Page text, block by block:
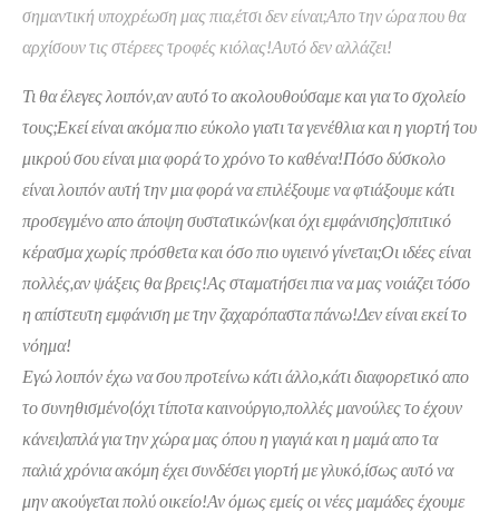
σημαντική υποχρέωση μας πια,έτσι δεν είναι;Απο την ώρα που θα
αρχίσουν τις στέρεες τροφές κιόλας!Αυτό δεν αλλάζει!
Τι θα έλεγες λοιπόν,αν αυτό το ακολουθούσαμε και για το σχολείο
τους;Εκεί είναι ακόμα πιο εύκολο γιατι τα γενέθλια και η γιορτή του
μικρού σου είναι μια φορά το χρόνο το καθένα!Πόσο δύσκολο
είναι λοιπόν αυτή την μια φορά να επιλέξουμε να φτιάξουμε κάτι
προσεγμένο απο άποψη συστατικών(και όχι εμφάνισης)σπιτικό
κέρασμα χωρίς πρόσθετα και όσο πιο υγιεινό γίνεται;Οι ιδέες είναι
πολλές,αν ψάξεις θα βρεις!Ας σταματήσει πια να μας νοιάζει τόσο
η απίστευτη εμφάνιση με την ζαχαρόπαστα πάνω!Δεν είναι εκεί το
νόημα!
Εγώ λοιπόν έχω να σου προτείνω κάτι άλλο,κάτι διαφορετικό απο
το συνηθισμένο(όχι τίποτα καινούργιο,πολλές μανούλες το έχουν
κάνει)απλά για την χώρα μας όπου η γιαγιά και η μαμά απο τα
παλιά χρόνια ακόμη έχει συνδέσει γιορτή με γλυκό,ίσως αυτό να
μην ακούγεται πολύ οικείο!Αν όμως εμείς οι νέες μαμάδες έχουμε